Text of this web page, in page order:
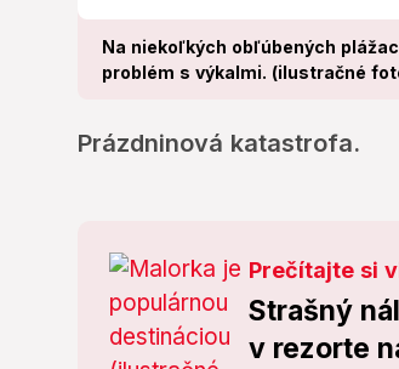
Na niekoľkých obľúbených
problém s výkalmi. (ilustračné
Prázdninová katastrofa.
Prečítajte si
Strašný
v rezorte